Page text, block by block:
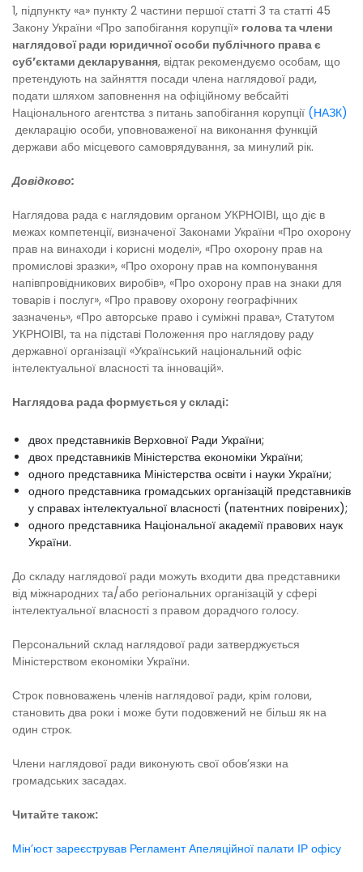
1, підпункту «а» пункту 2 частини першої статті 3 та статті 45
Закону України «Про запобігання корупції» голова та члени
наглядової ради юридичної особи публічного права є
суб’єктами декларування, відтак рекомендуємо особам, що
претендують на зайняття посади члена наглядової ради,
подати шляхом заповнення на офіційному вебсайті
Національного агентства з питань запобігання корупції (НАЗК)
декларацію особи, уповноваженої на виконання функцій
держави або місцевого самоврядування, за минулий рік.
Довідково:
Наглядова рада є наглядовим органом УКРНОІВІ, що діє в
межах компетенції, визначеної Законами України «Про охорону
прав на винаходи і корисні моделі», «Про охорону прав на
промислові зразки», «Про охорону прав на компонування
напівпровідникових виробів», «Про охорону прав на знаки для
товарів і послуг», «Про правову охорону географічних
зазначень», «Про авторське право і суміжні права», Статутом
УКРНОІВІ, та на підставі Положення про наглядову раду
державної організації «Український національний офіс
інтелектуальної власності та інновацій».
Наглядова рада формується у складі:
двох представників Верховної Ради України;
двох представників Міністерства економіки України;
одного представника Міністерства освіти і науки України;
одного представника громадських організацій представників
у справах інтелектуальної власності (патентних повірених);
одного представника Національної академії правових наук
України.
До складу наглядової ради можуть входити два представники
від міжнародних та/або регіональних організацій у сфері
інтелектуальної власності з правом дорадчого голосу.
Персональний склад наглядової ради затверджується
Міністерством економіки України.
Строк повноважень членів наглядової ради, крім голови,
становить два роки і може бути подовжений не більш як на
один строк.
Члени наглядової ради виконують свої обов’язки на
громадських засадах.
Читайте також:
Мін’юст зареєстрував Регламент Апеляційної палати ІР офісу